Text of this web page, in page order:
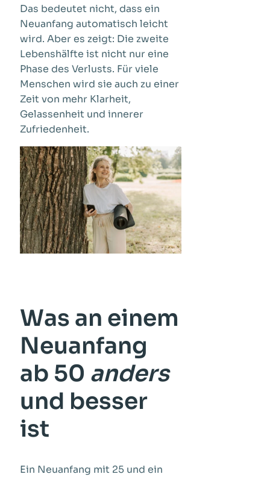
Das bedeutet nicht, dass ein
Neuanfang automatisch leicht
wird. Aber es zeigt: Die zweite
Lebenshälfte ist nicht nur eine
Phase des Verlusts. Für viele
Menschen wird sie auch zu einer
Zeit von mehr Klarheit,
Gelassenheit und innerer
Zufriedenheit.
Was an einem
Neuanfang
ab 50 anders
und besser
ist
Ein Neuanfang mit 25 und ein